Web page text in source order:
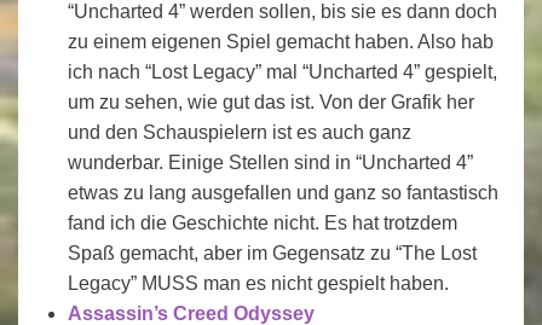
“Uncharted 4” werden sollen, bis sie es dann doch
zu einem eigenen Spiel gemacht haben. Also hab
ich nach “Lost Legacy” mal “Uncharted 4” gespielt,
um zu sehen, wie gut das ist. Von der Grafik her
und den Schauspielern ist es auch ganz
wunderbar. Einige Stellen sind in “Uncharted 4”
etwas zu lang ausgefallen und ganz so fantastisch
fand ich die Geschichte nicht. Es hat trotzdem
Spaß gemacht, aber im Gegensatz zu “The Lost
Legacy” MUSS man es nicht gespielt haben.
Assassin’s Creed Odyssey